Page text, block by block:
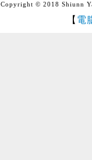
Copyright © 2018 Shiunn
【 電